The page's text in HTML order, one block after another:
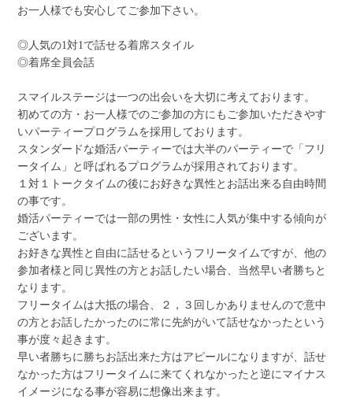
お一人様でも安心してご参加下さい。
◎人気の1対1で話せる着席スタイル
◎着席全員会話
スマイルステージは一つの出会いを大切に考えております。
初めての方・お一人様でのご参加の方にもご参加いただきやす
いパーティープログラムを採用しております。
スタンダードな婚活パーティーでは大半のパーティーで「フリ
ータイム」と呼ばれるプログラムが採用されております。
１対１トークタイムの後にお好きな異性とお話出来る自由時間
の事です。
婚活パーティーでは一部の男性・女性に人気が集中する傾向が
ございます。
お好きな異性と自由に話せるというフリータイムですが、他の
参加者様と同じ異性の方とお話したい場合、当然早い者勝ちと
なります。
フリータイムは大抵の場合、２，３回しかありませんので意中
の方とお話したかったのに常に先約がいて話せなかったという
事が度々起きます。
早い者勝ちに勝ちお話出来た方はアピールになりますが、話せ
なかった方はフリータイムに来てくれなかったと逆にマイナス
イメージになる事が容易に想像出来ます。